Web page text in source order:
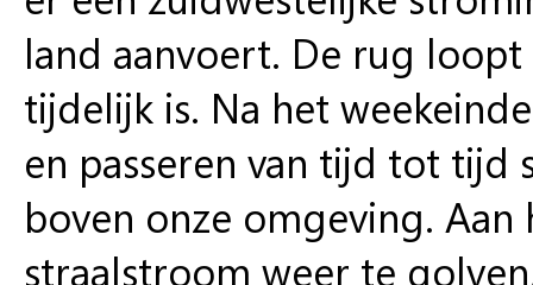
land aanvoert. De rug
tijdelijk is. Na het
en passeren van tijd tot
boven onze omgeving.
straalstroom weer te